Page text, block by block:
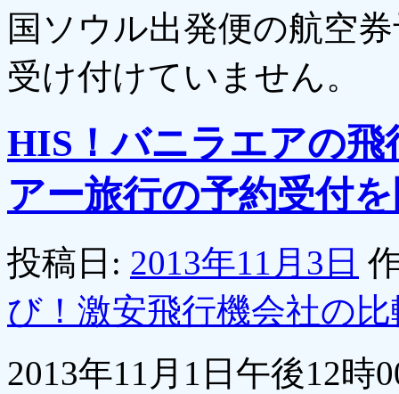
国ソウル出発便の航空
受け付けていません。
HIS！バニラエアの飛
アー旅行の予約受付
投稿日: 2013年11月3日
び！激安飛行機会社の
2013年11月1日午後12